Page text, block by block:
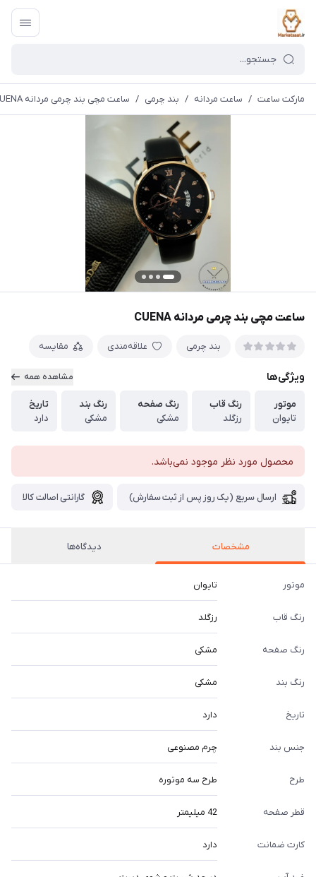
مارکت ساعت / ساعت مردانه / بند چرمی / ساعت مچی بند چرمی مردانه CUENA
ساعت مچی بند چرمی مردانه CUENA
بند چرمی علاقه‌مندی مقایسه
ویژگی‌ها مشاهده همه
موتور
تایوان
رنگ قاب
رزگلد
رنگ صفحه
مشکی
رنگ بند
مشکی
تاریخ
دارد
محصول مورد نظر موجود نمی‌باشد.
ارسال سریع (یک روز پس از ثبت سفارش) گارانتی اصالت کالا
مشخصات دیدگاه‌ها
موتور تایوان
رنگ قاب رزگلد
رنگ صفحه مشکی
رنگ بند مشکی
تاریخ دارد
جنس بند چرم مصنوعی
طرح طرح سه موتوره
قطر صفحه 42 میلیمتر
کارت ضمانت دارد